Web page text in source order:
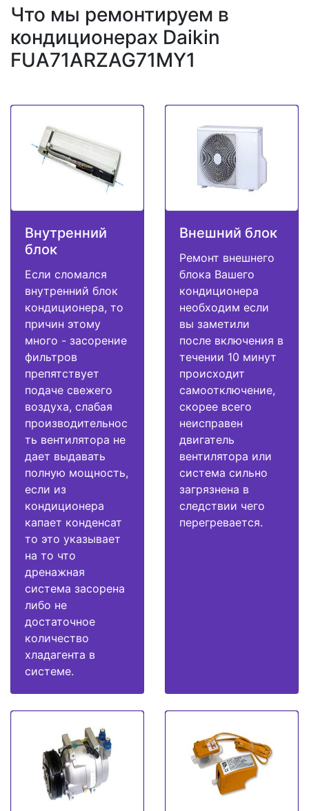
Что мы ремонтируем в
кондиционерах Daikin
FUA71ARZAG71MY1
Внутренний
блок
Если сломался
внутренний блок
кондиционера, то
причин этому
много - засорение
фильтров
препятствует
подаче свежего
воздуха, слабая
производительнос
ть вентилятора не
дает выдавать
полную мощность,
если из
кондиционера
капает конденсат
то это указывает
на то что
дренажная
система засорена
либо не
достаточное
количество
хладагента в
системе.
Внешний блок
Ремонт внешнего
блока Вашего
кондиционера
необходим если
вы заметили
после включения в
течении 10 минут
происходит
самоотключение,
скорее всего
неисправен
двигатель
вентилятора или
система сильно
загрязнена в
следствии чего
перегревается.